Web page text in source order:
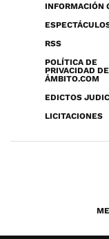
INFORMACIÓN
RSS
POLÍTICA DE
PRIVACIDAD DE
ÁMBITO.COM
EDICTOS
LICITACIONES